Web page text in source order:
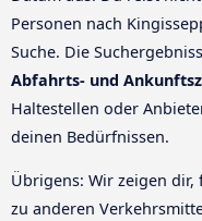
Personen nach
Suche. Die
Abfahrts- und
Haltestellen oder
deinen Bedürfnissen.
Übrigens: Wir zeigen
zu anderen